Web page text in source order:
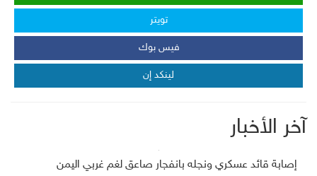
تويتر
فيس بوك
لينكد إن
آخر الأخبار
إصابة قائد عسكري ونجله بانفجار صاعق لغم غربي اليمن